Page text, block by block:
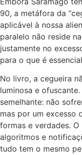
90, a metáfora da
aplicável à nossa
paralelo não reside
justamente no
para o que é
No livro, a cegueira
luminosa e
semelhante: não
mas por um excesso
formas e verdades.
algoritmos e
tudo tem o mesmo